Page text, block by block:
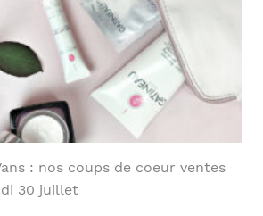
: nos coups de coeur ventes
30 juillet